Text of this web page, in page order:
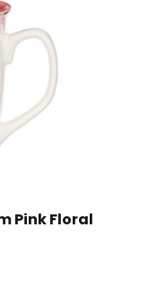
Pink Floral